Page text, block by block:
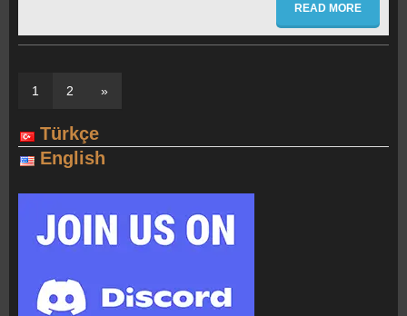
READ MORE
1 2 »
Türkçe
English